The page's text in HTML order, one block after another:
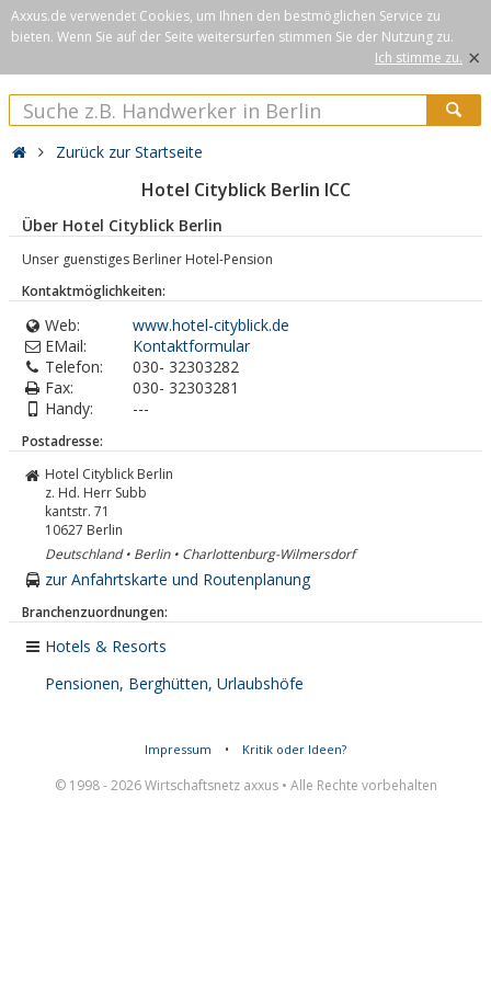
Axxus.de verwendet Cookies, um Ihnen den bestmöglichen Service zu
bieten. Wenn Sie auf der Seite weitersurfen stimmen Sie der Nutzung zu.
Ich stimme zu. ×
Zurück zur Startseite
Hotel Cityblick Berlin ICC
Über Hotel Cityblick Berlin
Unser guenstiges Berliner Hotel-Pension
Kontaktmöglichkeiten:
Web:
www.hotel-cityblick.de
EMail:
Kontaktformular
Telefon:
030- 32303282
Fax:
030- 32303281
Handy:
---
Postadresse:
Hotel Cityblick Berlin
z. Hd. Herr Subb
kantstr. 71
10627 Berlin
Deutschland • Berlin • Charlottenburg-Wilmersdorf
zur Anfahrtskarte und Routenplanung
Branchenzuordnungen:
Hotels & Resorts
Pensionen, Berghütten, Urlaubshöfe
Impressum • Kritik oder Ideen?
© 1998 - 2026 Wirtschaftsnetz axxus • Alle Rechte vorbehalten